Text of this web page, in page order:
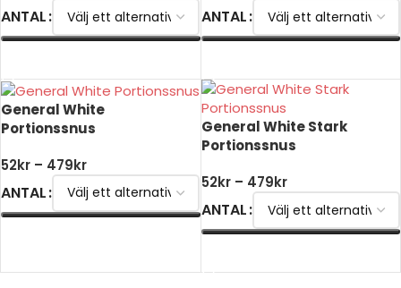
ANTAL ANTAL
General White
Portionssnus
52kr – 479kr
ANTAL
General White Stark
Portionssnus
52kr – 479kr
ANTAL